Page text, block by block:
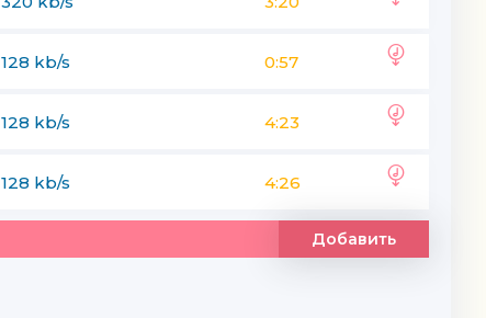
128 kb/s 0:57
128 kb/s 4:23
128 kb/s 4:26
Добавить